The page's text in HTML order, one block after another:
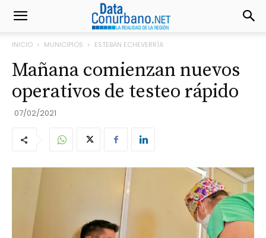
INICIO MUNICIPIOS ESTEBAN ECHEVERRÍA
Mañana comienzan nuevos
operativos de testeo rápido
07/02/2021